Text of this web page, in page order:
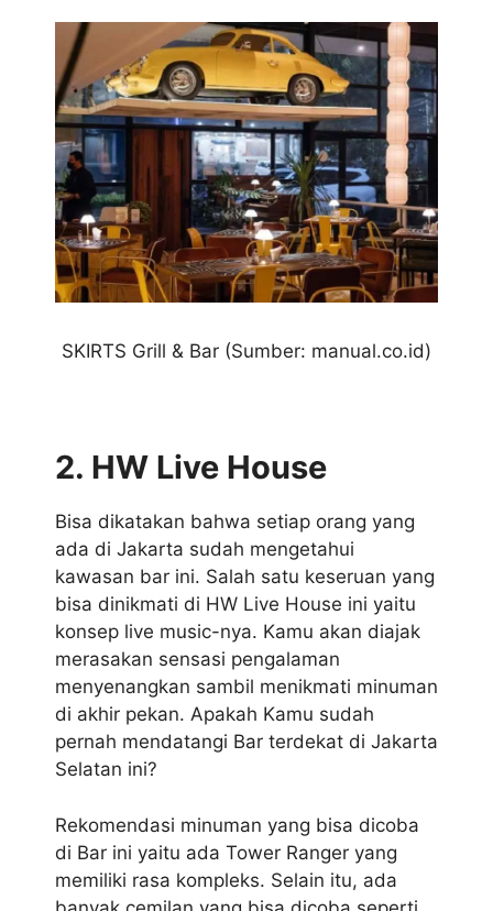
SKIRTS Grill & Bar (Sumber: manual.co.id)
2. HW Live House
Bisa dikatakan bahwa setiap orang yang
ada di Jakarta sudah mengetahui
kawasan bar ini. Salah satu keseruan yang
bisa dinikmati di HW Live House ini yaitu
konsep live music-nya. Kamu akan diajak
merasakan sensasi pengalaman
menyenangkan sambil menikmati minuman
di akhir pekan. Apakah Kamu sudah
pernah mendatangi Bar terdekat di Jakarta
Selatan ini?
Rekomendasi minuman yang bisa dicoba
di Bar ini yaitu ada Tower Ranger yang
memiliki rasa kompleks. Selain itu, ada